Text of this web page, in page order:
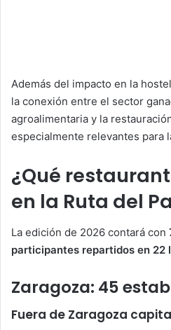
Además del impacto en la
la conexión entre el sector
agroalimentaria y la
especialmente relevantes para
¿Qué
en la Ruta del
La edición de 2026 contará con
participantes repartidos en 22
Zaragoza: 45
Fuera de Zaragoza